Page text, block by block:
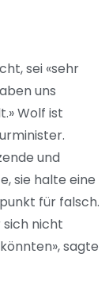
sei «sehr
uns
Wolf ist
und
sie halte eine
für falsch.
sich nicht
sagte